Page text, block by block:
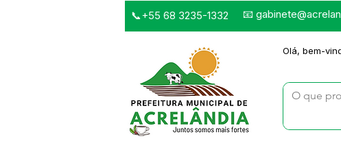
📞+55 68 3235-1332 📧
Olá, bem-